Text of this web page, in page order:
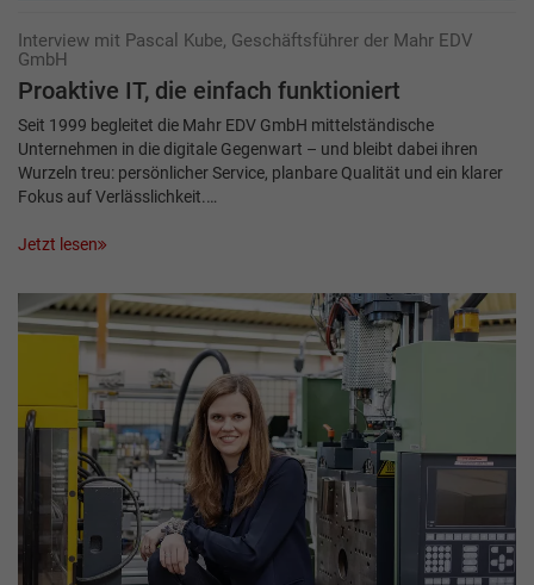
Interview mit Pascal Kube, Geschäftsführer der Mahr EDV
GmbH
Proaktive IT, die einfach funktioniert
Seit 1999 begleitet die Mahr EDV GmbH mittelständische
Unternehmen in die digitale Gegenwart – und bleibt dabei ihren
Wurzeln treu: persönlicher Service, planbare Qualität und ein klarer
Fokus auf Verlässlichkeit.…
Jetzt lesen